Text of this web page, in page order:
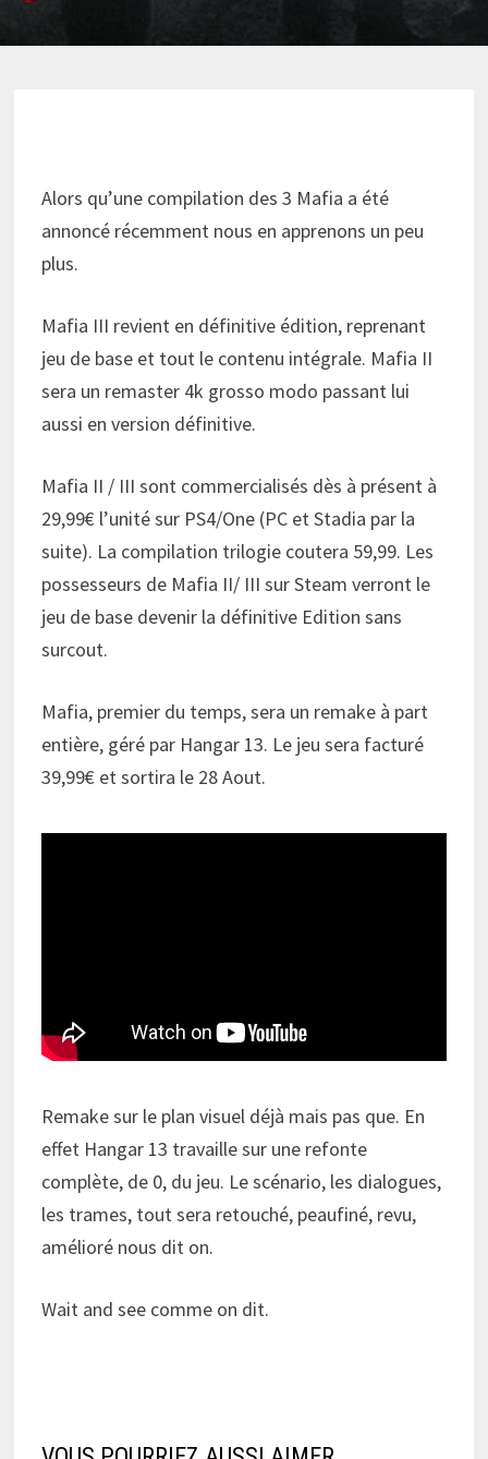
Alors qu’une compilation des 3 Mafia a été
annoncé récemment nous en apprenons un peu
plus.
Mafia III revient en définitive édition, reprenant
jeu de base et tout le contenu intégrale. Mafia II
sera un remaster 4k grosso modo passant lui
aussi en version définitive.
Mafia II / III sont commercialisés dès à présent à
29,99€ l’unité sur PS4/One (PC et Stadia par la
suite). La compilation trilogie coutera 59,99. Les
possesseurs de Mafia II/ III sur Steam verront le
jeu de base devenir la définitive Edition sans
surcout.
Mafia, premier du temps, sera un remake à part
entière, géré par Hangar 13. Le jeu sera facturé
39,99€ et sortira le 28 Aout.
Remake sur le plan visuel déjà mais pas que. En
effet Hangar 13 travaille sur une refonte
complète, de 0, du jeu. Le scénario, les dialogues,
les trames, tout sera retouché, peaufiné, revu,
amélioré nous dit on.
Wait and see comme on dit.